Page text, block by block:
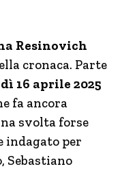
Resinovich
cronaca. Parte
16 aprile 2025
fa ancora
svolta forse
indagato per